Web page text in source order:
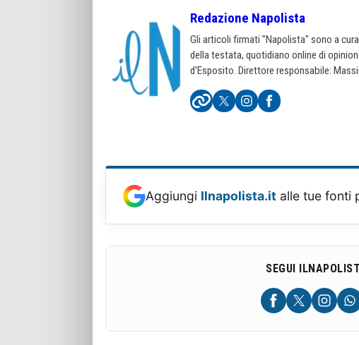
Redazione Napolista
Gli articoli firmati "Napolista" sono a
della testata, quotidiano online di
d'Esposito. Direttore responsabile:
Aggiungi Ilnapolista.it alle tue fonti
SEGUI